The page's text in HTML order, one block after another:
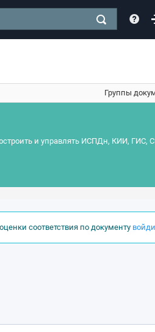
Группы
и управлять ИСПДн, КИИ, ГИС,
соответствия по документу